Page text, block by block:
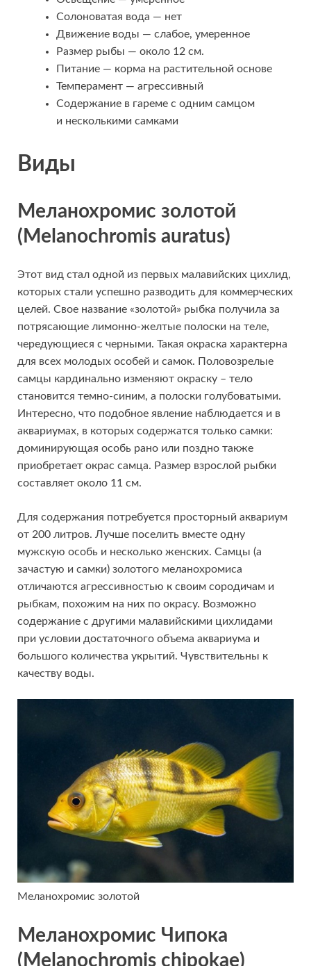
Солоноватая вода — нет
Движение воды — слабое, умеренное
Размер рыбы — около 12 см.
Питание — корма на растительной основе
Темперамент — агрессивный
Содержание в гареме с одним самцом
и несколькими самками
Виды
Меланохромис золотой
(Melanochromis auratus)
Этот вид стал одной из первых малавийских цихлид,
которых стали успешно разводить для коммерческих
целей. Свое название «золотой» рыбка получила за
потрясающие лимонно-желтые полоски на теле,
чередующиеся с черными. Такая окраска характерна
для всех молодых особей и самок. Половозрелые
самцы кардинально изменяют окраску – тело
становится темно-синим, а полоски голубоватыми.
Интересно, что подобное явление наблюдается и в
аквариумах, в которых содержатся только самки:
доминирующая особь рано или поздно также
приобретает окрас самца. Размер взрослой рыбки
составляет около 11 см.
Для содержания потребуется просторный аквариум
от 200 литров. Лучше поселить вместе одну
мужскую особь и несколько женских. Самцы (а
зачастую и самки) золотого меланохромиса
отличаются агрессивностью к своим сородичам и
рыбкам, похожим на них по окрасу. Возможно
содержание с другими малавийскими цихлидами
при условии достаточного объема аквариума и
большого количества укрытий. Чувствительны к
качеству воды.
Меланохромис золотой
Меланохромис Чипока
(Melanochromis chipokae)